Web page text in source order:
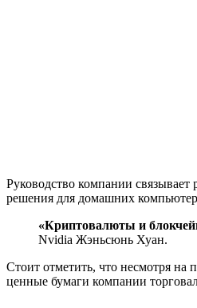
Руководство компании
решения для домашних
«Криптовалюты и
Nvidia Жэньсюнь Хуан.
Стоит отметить, что несмотря
ценные бумаги компании